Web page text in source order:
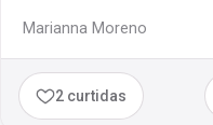
Marianna Moreno
2 curtidas